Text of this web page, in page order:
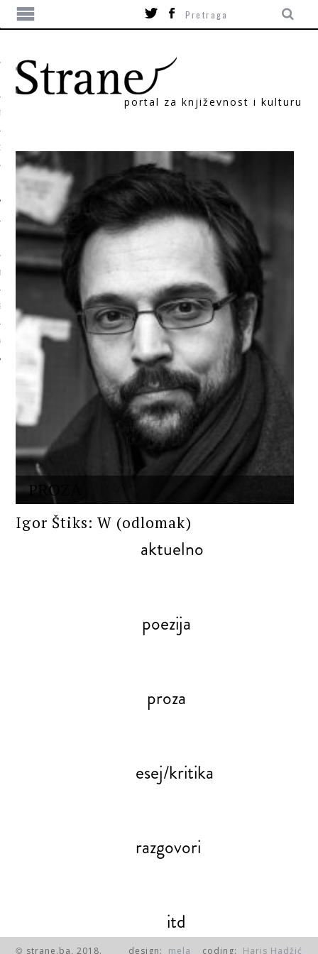
portal za književnost i kulturu
PROZA
Igor Štiks: W (odlomak)
aktuelno
poezija
proza
esej/kritika
razgovori
itd
© strane.ba, 2018. design: mela coding: Haris Hadžić